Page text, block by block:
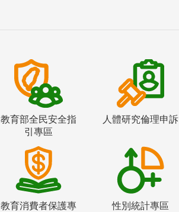
教育部全民安全指
引專區
人體研究倫理申訴
教育消費者保護專
性別統計專區